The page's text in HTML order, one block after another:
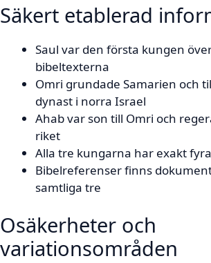
Säkert etablerad
Saul var den första kungen
bibeltexterna
Omri grundade Samarien och
dynast i norra Israel
Ahab var son till Omri och
riket
Alla tre kungarna har exakt
Bibelreferenser finns
samtliga tre
Osäkerheter och
variationsområden